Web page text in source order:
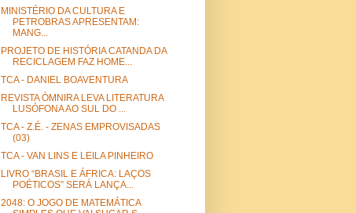
MINISTÉRIO DA CULTURA E
PETROBRAS APRESENTAM:
MANG...
PROJETO DE HISTÓRIA CATANDA DA
RECICLAGEM FAZ HOME...
TCA - DANIEL BOAVENTURA
REVISTA ÒMNIRA LEVA LITERATURA
LUSÓFONA AO SUL DO ...
TCA - Z.É. - ZENAS EMPROVISADAS
(03)
TCA - VAN LINS E LEILA PINHEIRO
LIVRO “BRASIL E ÁFRICA: LAÇOS
POÉTICOS” SERÁ LANÇA...
2048: O JOGO DE MATEMÁTICA